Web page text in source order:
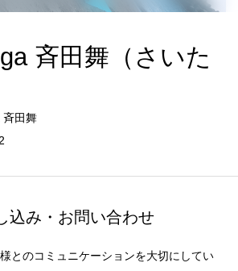
斉田舞（さいた
斉田舞
込み・お問い合わせ
とのコミュニケーションを大切にしてい